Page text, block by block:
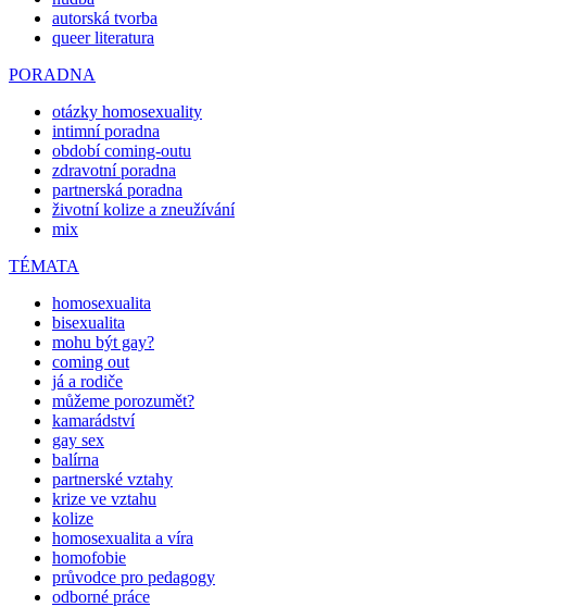
autorská tvorba
queer literatura
PORADNA
otázky homosexuality
intimní poradna
období coming-outu
zdravotní poradna
partnerská poradna
životní kolize a zneužívání
mix
TÉMATA
homosexualita
bisexualita
mohu být gay?
coming out
já a rodiče
můžeme porozumět?
kamarádství
gay sex
balírna
partnerské vztahy
krize ve vztahu
kolize
homosexualita a víra
homofobie
průvodce pro pedagogy
odborné práce